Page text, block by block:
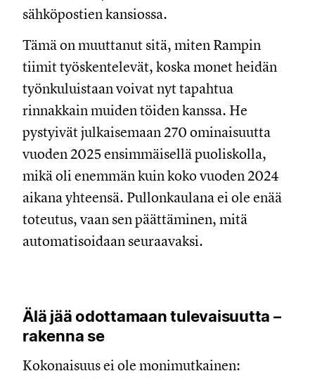
sähköpostien kansiossa.
Tämä on muuttanut sitä, miten Rampin
tiimit työskentelevät, koska monet heidän
työnkuluistaan voivat nyt tapahtua
rinnakkain muiden töiden kanssa. He
pystyivät julkaisemaan 270 ominaisuutta
vuoden 2025 ensimmäisellä puoliskolla,
mikä oli enemmän kuin koko vuoden 2024
aikana yhteensä. Pullonkaulana ei ole enää
toteutus, vaan sen päättäminen, mitä
automatisoidaan seuraavaksi.
Älä jää odottamaan tulevaisuutta –
rakenna se
Kokonaisuus ei ole monimutkainen: